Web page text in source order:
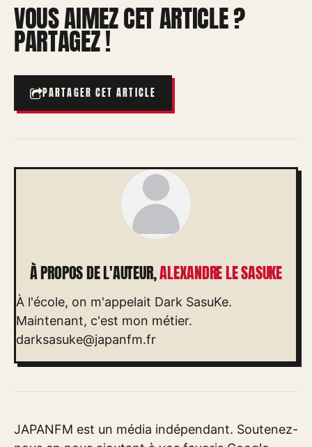
VOUS AIMEZ CET ARTICLE ?
PARTAGEZ !
PARTAGER CET ARTICLE
À PROPOS DE L'AUTEUR,ALEXANDRE LE SASUKE
À l'école, on m'appelait Dark SasuKe.
Maintenant, c'est mon métier.
darksasuke@japanfm.fr
JAPANFM est un média indépendant. Soutenez-